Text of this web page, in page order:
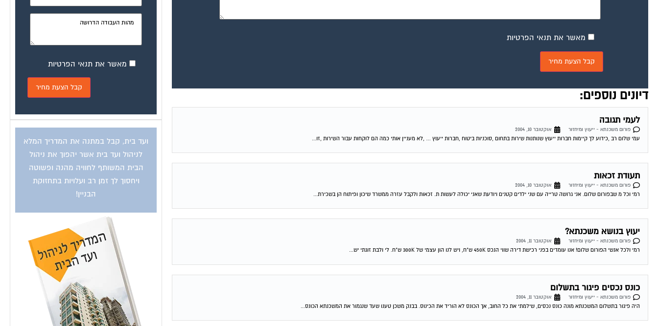
מאשר את תנאי הפרטיות
דיונים נוספים:
לעמי תגובה
פורום משכנתא - ייעוץ ומיחזור
אוקטובר 10, 2004
עמי שלום רב ,כידוע לך קיימות חברות ייעוץ שנותנות שירות בתחום ,סוכניות ביטוח ,חברות ייעוץ … ,לא מעניין אותי כמה הם לוקחות עבור השירות ,זו...
תעודת זכאות
פורום משכנתא - ייעוץ ומיחזור
אוקטובר 10, 2004
רמי וכל מ שבפורום שלום. אני גרושה טרייה עם שני ילדים קטנים ויודעת שאני יכולה לעשות ת. זכאות ולקבל עזרה ממשרד שיכון ופיתוח הן בשכירת...
יעוץ בנושא משכנתא?
פורום משכנתא - ייעוץ ומיחזור
אוקטובר 11, 2004
רמי ולכל אנשי הפורום שלום! אנו עומדים בפני רכישת דירה שווי הנכס 450K ש"ח, ויש לנו הון עצמי של 300K ש"ח. לי ולבת זוגתי יש...
כונס נכסים פיגור בתשלום
פורום משכנתא - ייעוץ ומיחזור
אוקטובר 11, 2004
היה פיגור בתשלום המשכנתא מונה כונס נכסים, שילמתי את כל החוב, אך הכונס לא הוריד את הכינוס. בבנק משכן טענו שעד שנגמור את המשכנתא הכונס...
מאשר את תנאי הפרטיות
ועד בית, קבל במתנה את המדריך המלא
לניהול ועד בית אשר יהפוך את ניהול
הבית המשותף לחוויה מהנה ופשוטה
ויחסוך לך זמן רב ועלויות בתחזוקת
הבניין!